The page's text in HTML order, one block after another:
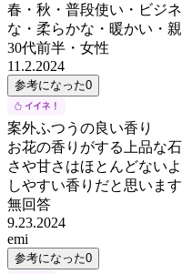
春・秋・普段使い・ビジ
な・柔らかな・暖かい・
30代前半 ・ 女性
11.2.2024
参考になった0
案外ふつうの良い香り
お花の香りがする上品な
さや甘さはほとんどない
しやすい香りだと思います
無回答
9.23.2024
emi
参考になった0